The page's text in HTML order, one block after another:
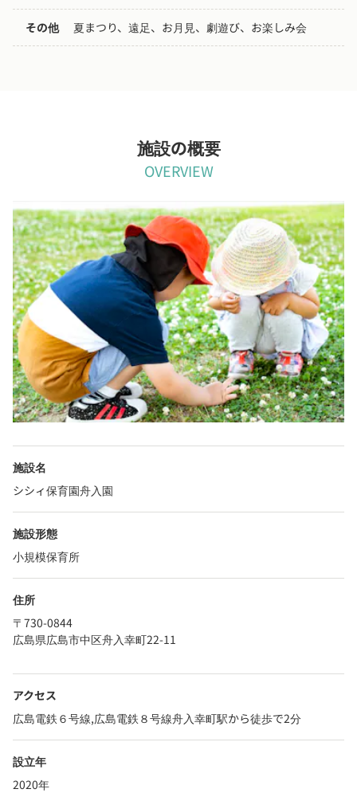
その他 夏まつり、遠足、お月見、劇遊び、お楽しみ会
施設の概要
OVERVIEW
施設名
シシィ保育園舟入園
施設形態
小規模保育所
住所
〒730-0844
広島県広島市中区舟入幸町22-11
アクセス
広島電鉄６号線,広島電鉄８号線舟入幸町駅から徒歩で2分
設立年
2020年